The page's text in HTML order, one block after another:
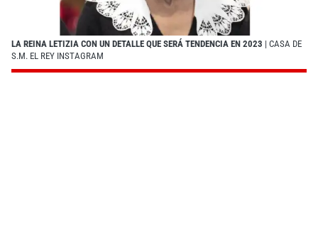
LA REINA LETIZIA CON UN DETALLE QUE SERÁ TENDENCIA EN 2023 | CASA DE
S.M. EL REY INSTAGRAM